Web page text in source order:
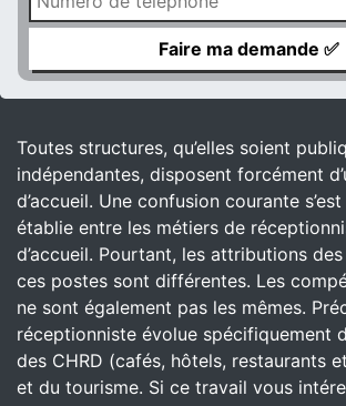
Toutes structures, qu’elles soient
indépendantes, disposent forcément
d’accueil. Une confusion courante
établie entre les métiers de
d’accueil. Pourtant, les attributions
ces postes sont différentes. Les
ne sont également pas les mêmes.
réceptionniste évolue spécifiquement
des CHRD (cafés, hôtels, restaurants
et du tourisme. Si ce travail vous